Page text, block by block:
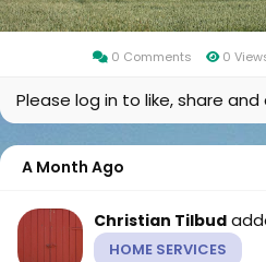
0 Comments 0
Please log in to like, share
A Month Ago
Christian Tilbud
HOME SERVICES